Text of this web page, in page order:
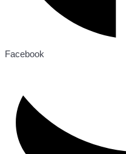
Facebook